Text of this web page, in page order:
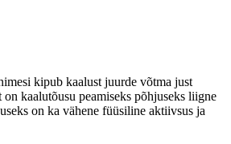
kipub kaalust juurde võtma just
kaalutõusu peamiseks põhjuseks liigne
on ka vähene füüsiline aktiivsus ja